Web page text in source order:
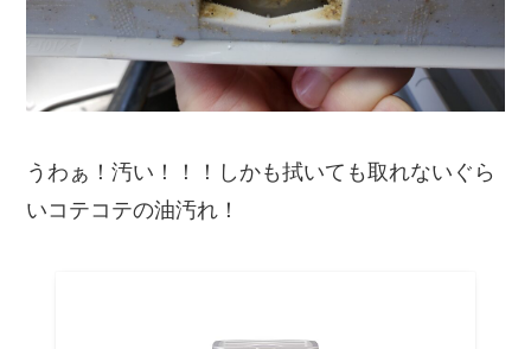
うわぁ！汚い！！！しかも拭いても取れないぐら
いコテコテの油汚れ！